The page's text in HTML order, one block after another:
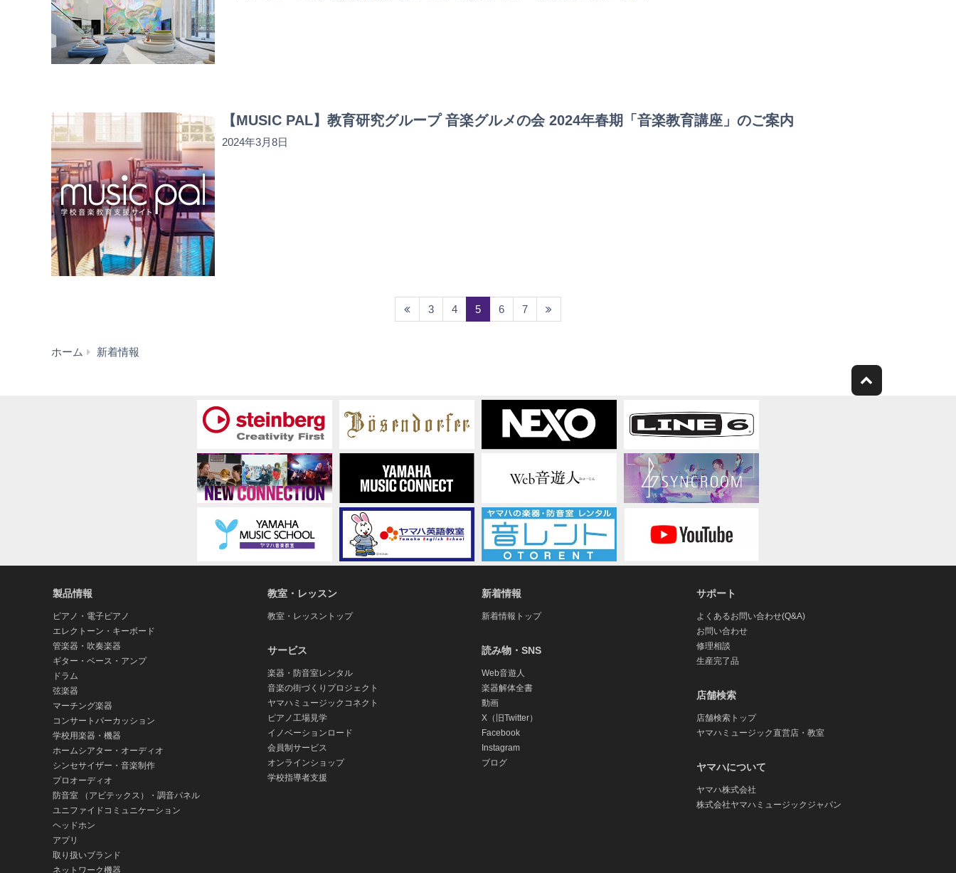
【MUSIC PAL】教育研究グループ 音楽グルメの会 2024年春期「音楽教育講座」のご案内
2024年3月8日
3 4 5(current)
6 7
ホーム 新着情報
製品情報
ピアノ・電子ピアノ
エレクトーン・キーボード
管楽器・吹奏楽器
ギター・ベース・アンプ
ドラム
弦楽器
マーチング楽器
コンサートパーカッション
学校用楽器・機器
ホームシアター・オーディオ
シンセサイザー・音楽制作
プロオーディオ
防音室 （アビテックス）・調音パネル
ユニファイドコミュニケーション
ヘッドホン
アプリ
取り扱いブランド
ネットワーク機器
教室・レッスン
教室・レッスントップ
サービス
楽器・防音室レンタル
音楽の街づくりプロジェクト
ヤマハミュージックコネクト
ピアノ工場見学
イノベーションロード
会員制サービス
オンラインショップ
学校指導者支援
新着情報
新着情報トップ
読み物・SNS
Web音遊人
楽器解体全書
動画
X（旧Twitter）
Facebook
Instagram
ブログ
サポート
よくあるお問い合わせ(Q&A)
お問い合わせ
修理相談
生産完了品
店舗検索
店舗検索トップ
ヤマハミュージック直営店・教室
ヤマハについて
ヤマハ株式会社
株式会社ヤマハミュージックジャパン